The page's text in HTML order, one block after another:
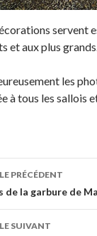
servent
et aux plus
les
à tous les sallois
de
PRÉCÉDENT
de la garbure de
SUIVANT